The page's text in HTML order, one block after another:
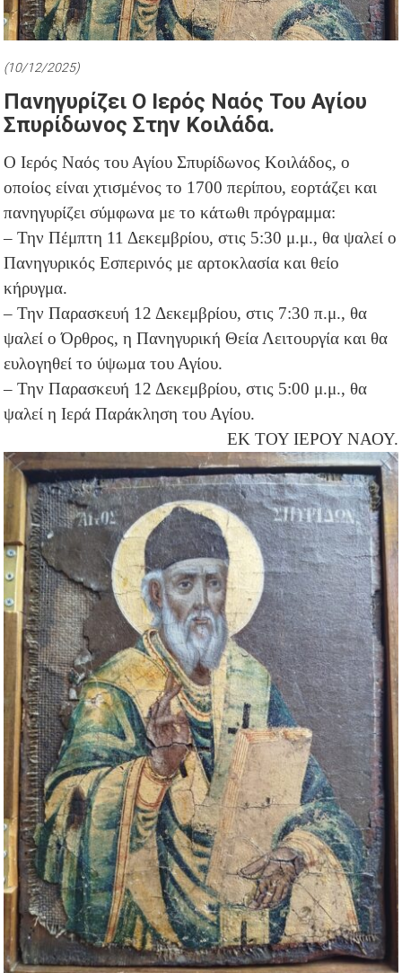
(10/12/2025)
Πανηγυρίζει Ο Ιερός Ναός Του Αγίου
Σπυρίδωνος Στην Κοιλάδα.
Ο Ιερός Ναός του Αγίου Σπυρίδωνος Κοιλάδος, ο
οποίος είναι χτισμένος το 1700 περίπου, εορτάζει και
πανηγυρίζει σύμφωνα με το κάτωθι πρόγραμμα:
– Την Πέμπτη 11 Δεκεμβρίου, στις 5:30 μ.μ., θα ψαλεί ο
Πανηγυρικός Εσπερινός με αρτοκλασία και θείο
κήρυγμα.
–Την Παρασκευή 12 Δεκεμβρίου, στις 7:30 π.μ., θα
ψαλεί ο Όρθρος, η Πανηγυρική Θεία Λειτουργία και θα
ευλογηθεί το ύψωμα του Αγίου.
– Την Παρασκευή 12 Δεκεμβρίου, στις 5:00 μ.μ., θα
ψαλεί η Ιερά Παράκληση του Αγίου.
ΕΚ ΤΟΥ ΙΕΡΟΥ ΝΑΟΥ.